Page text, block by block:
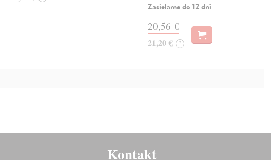
Zasielame do 12 dní
20,56 €
21,20 € ?
Kontakt